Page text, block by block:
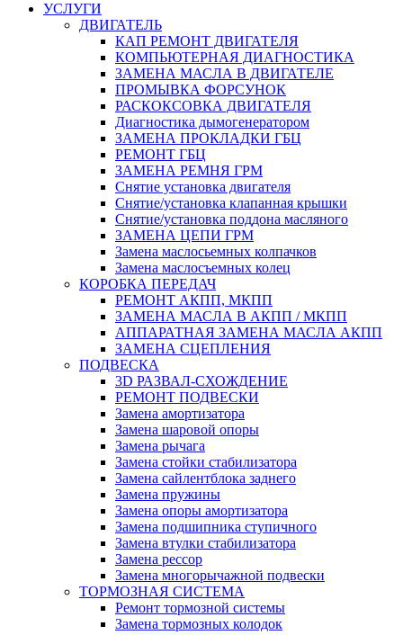
УСЛУГИ
ДВИГАТЕЛЬ
КАП РЕМОНТ ДВИГАТЕЛЯ
КОМПЬЮТЕРНАЯ ДИАГНОСТИКА
ЗАМЕНА МАСЛА В ДВИГАТЕЛЕ
ПРОМЫВКА ФОРСУНОК
РАСКОКСОВКА ДВИГАТЕЛЯ
Диагностика дымогенератором
ЗАМЕНА ПРОКЛАДКИ ГБЦ
РЕМОНТ ГБЦ
ЗАМЕНА РЕМНЯ ГРМ
Снятие установка двигателя
Cнятие/установка клапанная крышки
Cнятие/установка поддона масляного
ЗАМЕНА ЦЕПИ ГРМ
Замена маслосьемных колпачков
Замена маслосъемных колец
КОРОБКА ПЕРЕДАЧ
РЕМОНТ АКПП, МКПП
ЗАМЕНА МАСЛА В АКПП / МКПП
АППАРАТНАЯ ЗАМЕНА МАСЛА АКПП
ЗАМЕНА СЦЕПЛЕНИЯ
ПОДВЕСКА
3D РАЗВАЛ-СХОЖДЕНИЕ
РЕМОНТ ПОДВЕСКИ
Замена амортизатора
Замена шаровой опоры
Замена рычага
Замена стойки стабилизатора
Замена сайлентблока заднего
Замена пружины
Замена опоры амортизатора
Замена подшипника ступичного
Замена втулки стабилизатора
Замена рессор
Замена многорычажной подвески
ТОРМОЗНАЯ СИСТЕМА
Ремонт тормозной системы
Замена тормозных колодок